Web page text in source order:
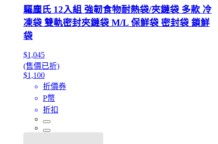
驅塵氏 12入組 強韌食物耐熱袋/夾鏈袋 多款 冷
凍袋 雙軌密封夾鏈袋 M/L 保鮮袋 密封袋 鎖鮮
袋
$1,045
(售價已折)
$1,100
折價券
P幣
折扣